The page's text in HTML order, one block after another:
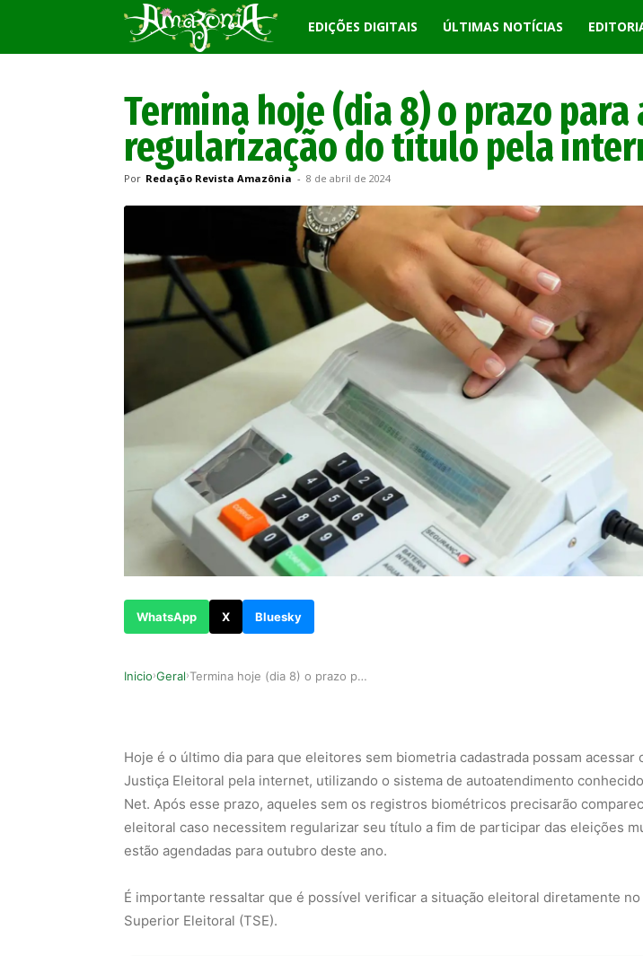
Revista
EDIÇÕES DIGITAIS ÚLTIMAS NOTÍCIAS
Termina hoje (dia 8) o prazo para
regularização do título pela
Por Redação Revista Amazônia - 8 de abril de 2024
WhatsApp X Bluesky
Inicio›Geral› Termina hoje (dia 8) o prazo para a regularizaç…
Hoje é o último dia para que eleitores sem biometria cadastrada possam acessar
Justiça Eleitoral pela internet, utilizando o sistema de autoatendimento
Net. Após esse prazo, aqueles sem os registros biométricos precisarão
eleitoral caso necessitem regularizar seu título a fim de participar das eleições
estão agendadas para outubro deste ano.
É importante ressaltar que é possível verificar a situação eleitoral diretamente
Superior Eleitoral (TSE).